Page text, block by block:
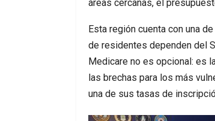
áreas cercanas, el
Esta región cuenta con una
de residentes dependen del
Medicare no es opcional: es
las brechas para los más
una de sus tasas de